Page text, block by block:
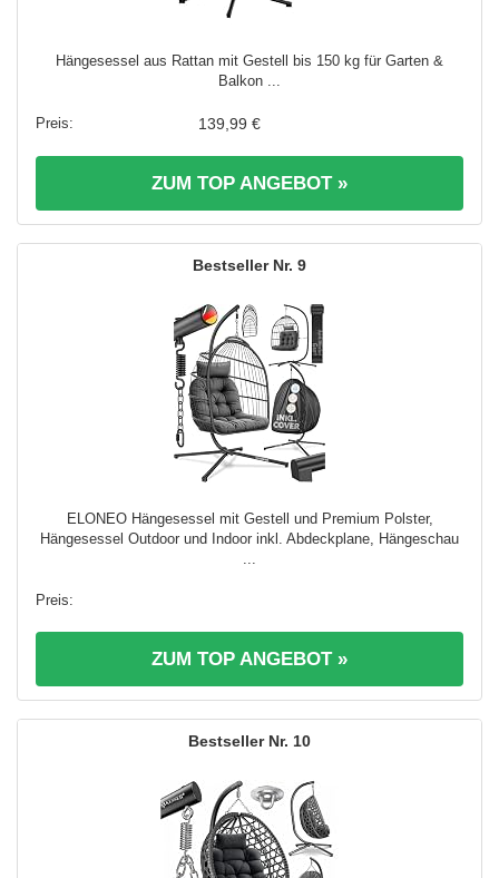
Hängesessel aus Rattan mit Gestell bis 150 kg für Garten &
Balkon ...
139,99 €
ZUM TOP ANGEBOT »
9
ELONEO Hängesessel mit Gestell und Premium Polster,
Hängesessel Outdoor und Indoor inkl. Abdeckplane, Hängeschau
...
ZUM TOP ANGEBOT »
10